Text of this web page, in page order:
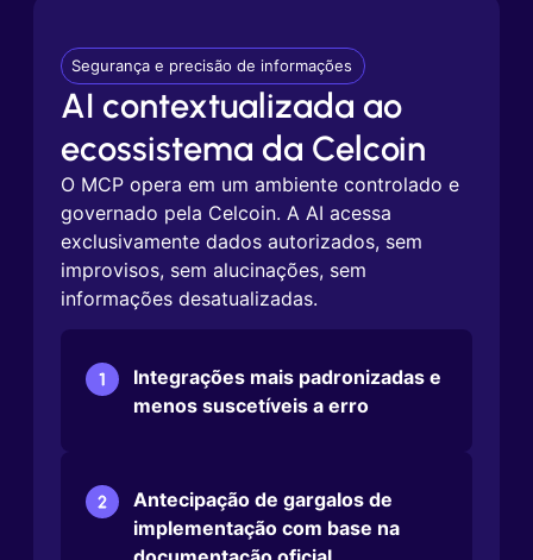
Segurança e precisão de informações
AI contextualizada ao
ecossistema da Celcoin
O MCP opera em um ambiente controlado e
governado pela Celcoin. A AI acessa
exclusivamente dados autorizados, sem
improvisos, sem alucinações, sem
informações desatualizadas.
Integrações mais padronizadas e
menos suscetíveis a erro
Antecipação de gargalos de
implementação com base na